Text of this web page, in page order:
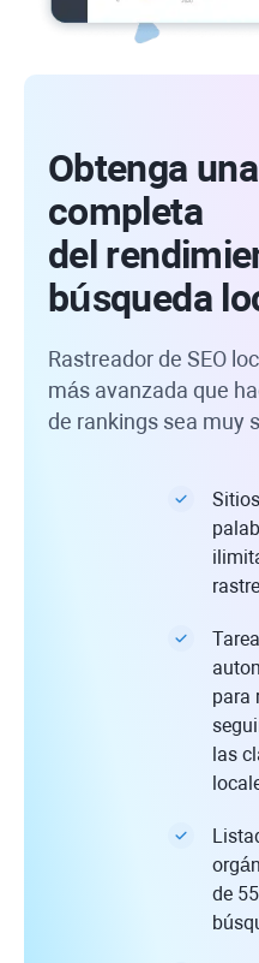
Obtenga
completa
del
búsqueda
Rastreador de SEO
más avanzada que
de rankings sea muy
para
las
de